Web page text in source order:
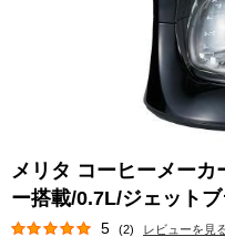
メリタ コーヒーメーカ
ー搭載/0.7L/ジェット
5 (2) レビューを見